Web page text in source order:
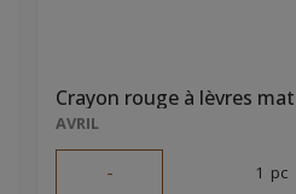
Crayon rouge à lèvres
AVRIL
- 1 pc